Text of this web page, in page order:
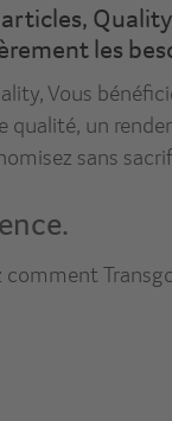
les
Vous
qualité, un
sans
comment